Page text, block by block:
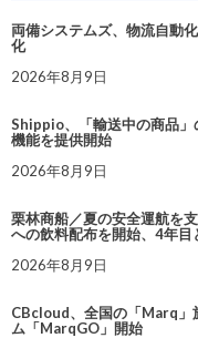
両備システムズ、物流自動
化
2026年8月9日
Shippio、「輸送中の商品
機能を提供開始
2026年8月9日
栗林商船／夏の安全運航を
への飲料配布を開始、4年
2026年8月9日
CBcloud、全国の「Marq」
ム「MarqGO」開始